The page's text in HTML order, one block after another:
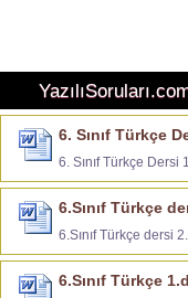
6. Sınıf Türkçe
6. Sınıf Türkçe Dersi
6.Sınıf Türkçe
6.Sınıf Türkçe dersi
6.Sınıf Türkçe